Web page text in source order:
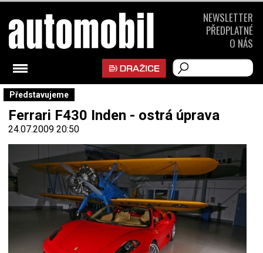
Představujeme
Ferrari F430 Inden - ostrá úprava
24.07.2009 20:50
NEWSLETTER
PŘEDPLATNÉ
O NÁS